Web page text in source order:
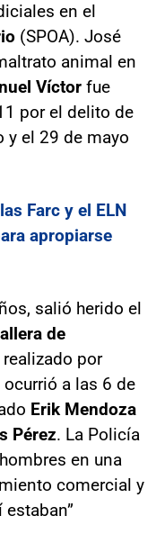
en el
(SPOA). José
animal en
Víctor fue
por el delito de
y el 29 de mayo
Farc y el ELN
apropiarse
salió herido el
de
por
a las 6 de
Erik Mendoza
Pérez. La Policía
en una
comercial y